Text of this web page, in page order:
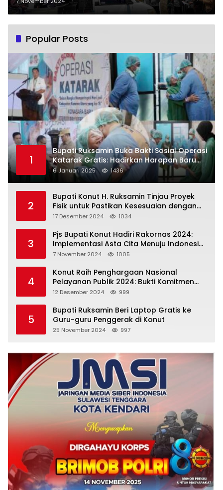
Berikat PT OSS
Popular Posts
1
Bupati Ruksamin Buka Bakti Sosial Operasi
Katarak Gratis: Hadirkan Harapan Baru
bagi Masyarakat Konut
6 Januari 2025 1436
2
Bupati Konut H. Ruksamin Tinjau Proyek
Fisik untuk Pastikan Kesesuaian dengan
Perencanaan
17 Desember 2024 1034
3
Pjs Bupati Konut Hadiri Rakornas 2024:
Implementasi Asta Cita Menuju Indonesia
Emas
7 November 2024 1005
4
Konut Raih Penghargaan Nasional
Pelayanan Publik 2024: Bukti Komitmen
Menuju Pelayanan Prima
12 Desember 2024 999
5
Bupati Ruksamin Beri Laptop Gratis ke
Guru-guru Penggerak di Konut
25 November 2024 997